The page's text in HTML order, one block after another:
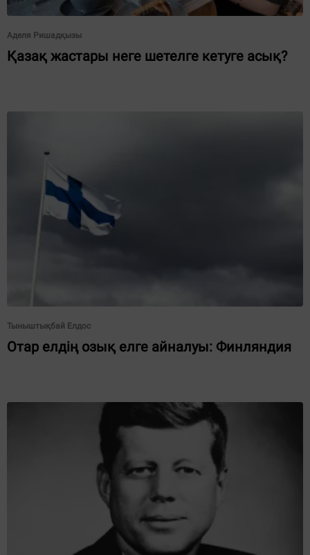
Аделя Ришадқызы
Қазақ жастары неге шетелге кетуге асық?
Тыныштықбай Елдос
Отар елдің озық елге айналуы: Финляндия